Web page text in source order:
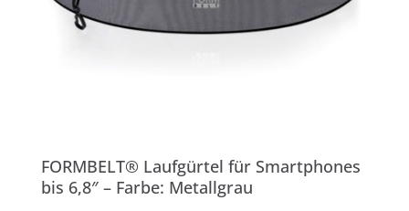
FORMBELT® Laufgürtel für Smartphones
bis 6,8″ – Farbe: Metallgrau